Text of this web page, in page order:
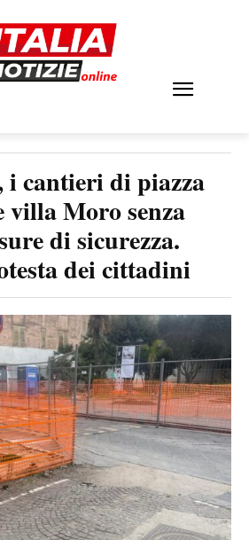
i cantieri di piazza
villa Moro senza
di sicurezza.
dei cittadini